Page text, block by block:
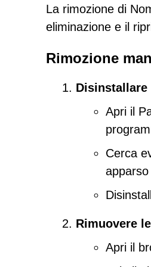
La rimozione di
eliminazione e il
Rimozione
Apri il
Cerca
Rimuovere
Apri il